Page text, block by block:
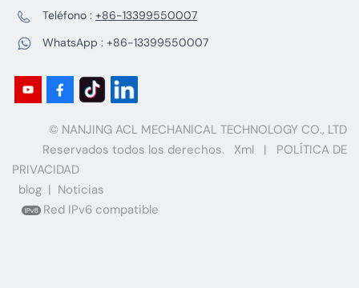
Teléfono : +86-13399550007
WhatsApp : +86-13399550007
© NANJING ACL MECHANICAL TECHNOLOGY CO., LTD
Reservados todos los derechos.
Xml |
POLÍTICA DE
PRIVACIDAD
blog | Noticias
Red IPv6 compatible